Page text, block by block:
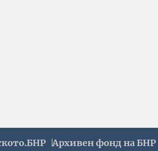
Архивен фонд на БНР